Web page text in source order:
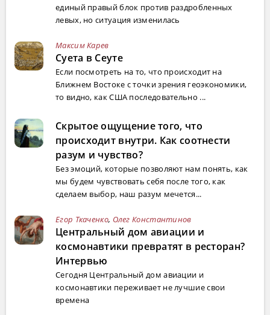
единый правый блок против раздробленных
левых, но ситуация изменилась
Максим Карев
Суета в Сеуте
Если посмотреть на то, что происходит на
Ближнем Востоке с точки зрения геоэкономики,
то видно, как США последовательно ...
Скрытое ощущение того, что
происходит внутри. Как соотнести
разум и чувство?
Без эмоций, которые позволяют нам понять, как
мы будем чувствовать себя после того, как
сделаем выбор, наш разум мечется...
Егор Ткаченко, Олег Константинов
Центральный дом авиации и
космонавтики превратят в ресторан?
Интервью
Сегодня Центральный дом авиации и
космонавтики переживает не лучшие свои
времена